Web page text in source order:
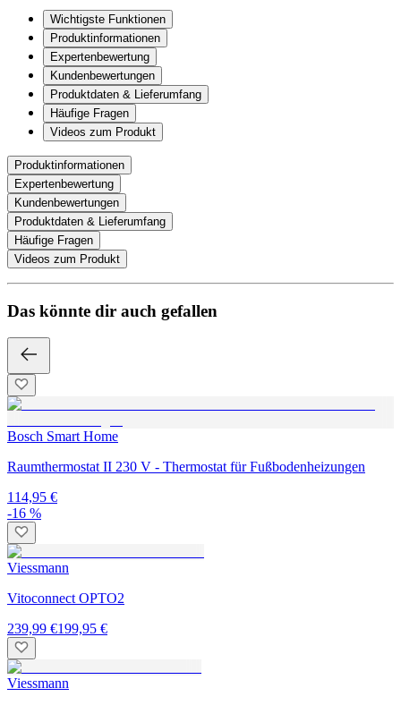
Wichtigste Funktionen
Produktinformationen
Expertenbewertung
Kundenbewertungen
Produktdaten & Lieferumfang
Häufige Fragen
Videos zum Produkt
Produktinformationen
Expertenbewertung
Kundenbewertungen
Produktdaten & Lieferumfang
Häufige Fragen
Videos zum Produkt
Das könnte dir auch gefallen
Bosch Smart Home
Raumthermostat II 230 V - Thermostat für Fußbodenheizungen
114,95 €
-16 %
Viessmann
Vitoconnect OPTO2
239,99 €199,95 €
Viessmann